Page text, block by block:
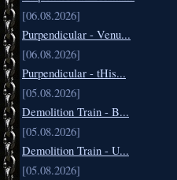
[06.08.2026]
Purpendicular - Venu...
[06.08.2026]
Purpendicular - tHis...
[05.08.2026]
Demolition Train - B...
[05.08.2026]
Demolition Train - U...
[05.08.2026]